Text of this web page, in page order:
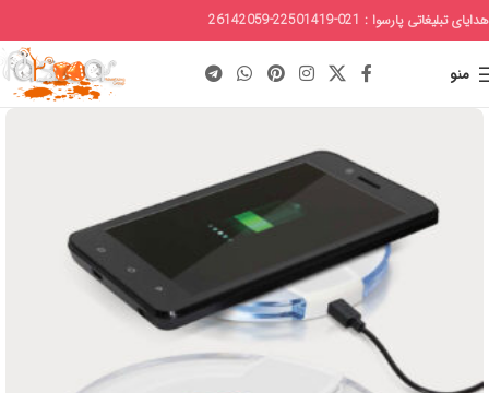
هدایای تبلیغاتی پارسوا : 021-22501419-26142059
منو